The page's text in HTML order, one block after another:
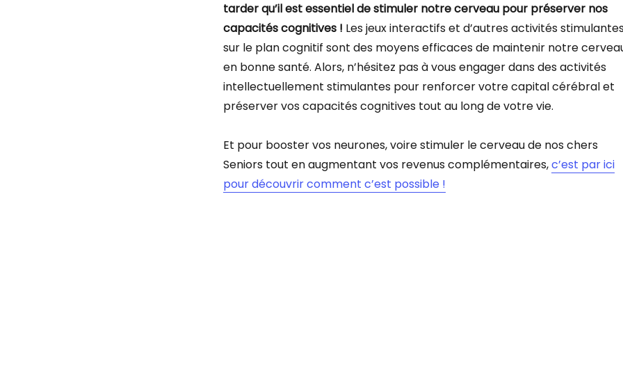
tarder qu’il est essentiel de stimuler notre cerveau pour préserver nos
capacités cognitives ! Les jeux interactifs et d’autres activités
sur le plan cognitif sont des moyens efficaces de maintenir notre
en bonne santé. Alors, n’hésitez pas à vous engager dans des activités
intellectuellement stimulantes pour renforcer votre capital cérébral et
préserver vos capacités cognitives tout au long de votre vie.
Et pour booster vos neurones, voire stimuler le cerveau de nos chers
Seniors tout en augmentant vos revenus complémentaires,c’est par ici
pour découvrir comment c’est possible !